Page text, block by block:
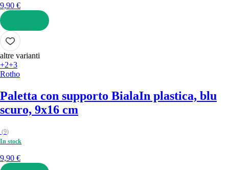
9,90 €
AGGIUNGI
altre varianti
+2+3
Rotho
Paletta con supporto BialaIn plastica, blu
scuro, 9x16 cm
(9)
In stock
9,90 €